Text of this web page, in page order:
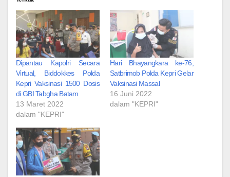
Dipantau Kapolri Secara
Virtual, Biddokkes Polda
Kepri Vaksinasi 1500 Dosis
di GBI Tabgha Batam
13 Maret 2022
dalam "KEPRI"
Hari Bhayangkara ke-76,
Satbrimob Polda Kepri Gelar
Vaksinasi Massal
16 Juni 2022
dalam "KEPRI"